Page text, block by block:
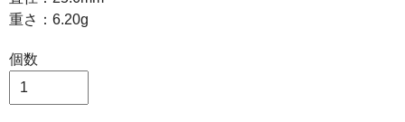
重さ：6.20g
個数